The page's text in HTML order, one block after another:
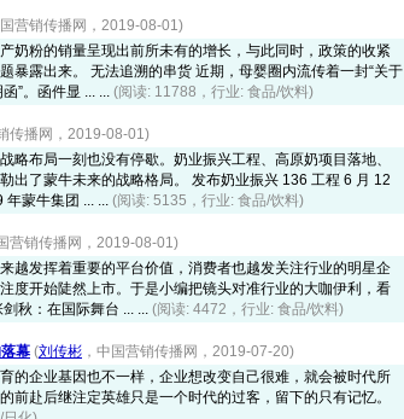
国营销传播网，2019-08-01)
奶粉的销量呈现出前所未有的增长，与此同时，政策的收紧
暴露出来。 无法追溯的串货 近期，母婴圈内流传着一封“关于
”。函件显 ... ... (阅读: 11788，行业: 食品/饮料)
传播网，2019-08-01)
略布局一刻也没有停歇。奶业振兴工程、高原奶项目落地、
出了蒙牛未来的战略格局。 发布奶业振兴 136 工程 6 月 12
年蒙牛集团 ... ... (阅读: 5135，行业: 食品/饮料)
营销传播网，2019-08-01)
越发挥着重要的平台价值，消费者也越发关注行业的明星企
度开始陡然上市。于是小编把镜头对准行业的大咖伊利，看
秋：在国际舞台 ... ... (阅读: 4472，行业: 食品/饮料)
幕 (刘传彬 ，中国营销传播网，2019-07-20)
的企业基因也不一样，企业想改变自己很难，就会被时代所
前赴后继注定英雄只是一个时代的过客，留下的只有记忆。